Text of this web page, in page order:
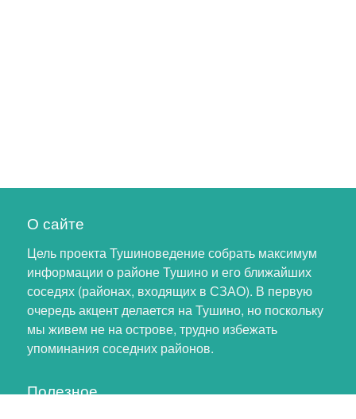
О сайте
Цель проекта Тушиноведение собрать максимум
информации о районе Тушино и его ближайших
соседях (районах, входящих в СЗАО). В первую
очередь акцент делается на Тушино, но поскольку
мы живем не на острове, трудно избежать
упоминания соседних районов.
Полезное